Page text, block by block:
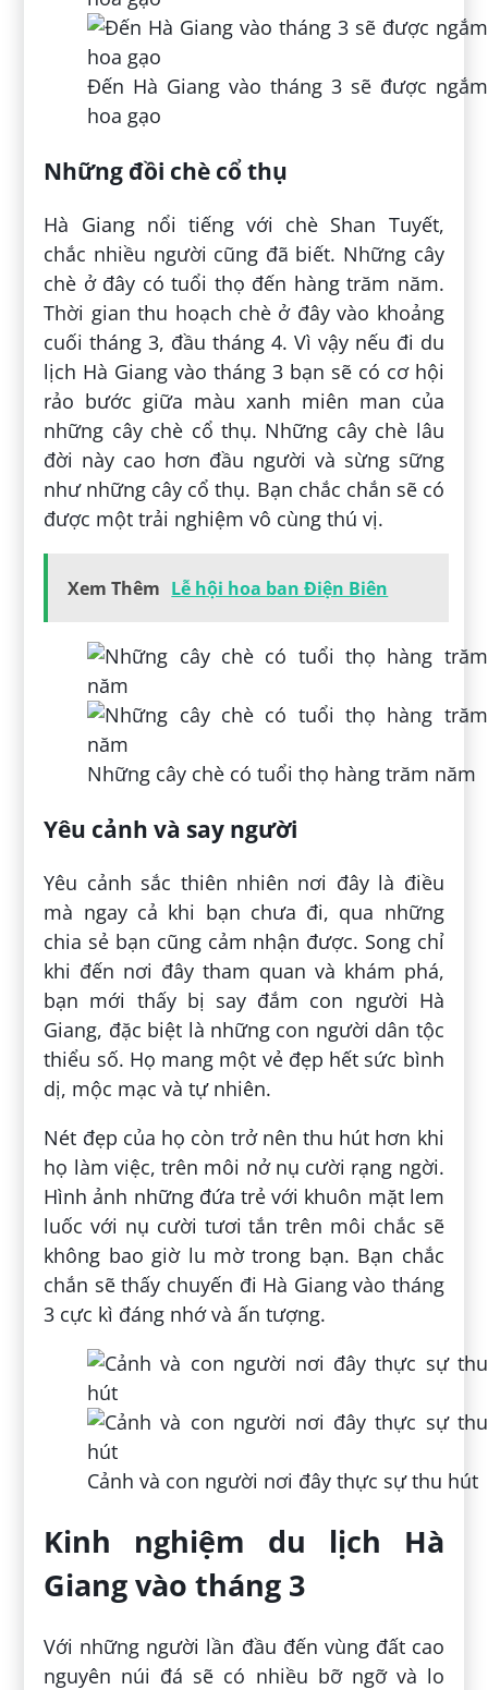
Đến Hà Giang vào tháng 3 sẽ được ngắm
hoa gạo
Những đồi chè cổ thụ
Hà Giang nổi tiếng với chè Shan Tuyết,
chắc nhiều người cũng đã biết. Những cây
chè ở đây có tuổi thọ đến hàng trăm năm.
Thời gian thu hoạch chè ở đây vào khoảng
cuối tháng 3, đầu tháng 4. Vì vậy nếu đi du
lịch Hà Giang vào tháng 3 bạn sẽ có cơ hội
rảo bước giữa màu xanh miên man của
những cây chè cổ thụ. Những cây chè lâu
đời này cao hơn đầu người và sừng sững
như những cây cổ thụ. Bạn chắc chắn sẽ có
được một trải nghiệm vô cùng thú vị.
Xem Thêm Lễ hội hoa ban Điện Biên
Những cây chè có tuổi thọ hàng trăm năm
Yêu cảnh và say người
Yêu cảnh sắc thiên nhiên nơi đây là điều
mà ngay cả khi bạn chưa đi, qua những
chia sẻ bạn cũng cảm nhận được. Song chỉ
khi đến nơi đây tham quan và khám phá,
bạn mới thấy bị say đắm con người Hà
Giang, đặc biệt là những con người dân tộc
thiểu số. Họ mang một vẻ đẹp hết sức bình
dị, mộc mạc và tự nhiên.
Nét đẹp của họ còn trở nên thu hút hơn khi
họ làm việc, trên môi nở nụ cười rạng ngời.
Hình ảnh những đứa trẻ với khuôn mặt lem
luốc với nụ cười tươi tắn trên môi chắc sẽ
không bao giờ lu mờ trong bạn. Bạn chắc
chắn sẽ thấy chuyến đi Hà Giang vào tháng
3 cực kì đáng nhớ và ấn tượng.
Cảnh và con người nơi đây thực sự thu hút
Kinh nghiệm du lịch Hà
Giang vào tháng 3
Với những người lần đầu đến vùng đất cao
nguyên núi đá sẽ có nhiều bỡ ngỡ và lo